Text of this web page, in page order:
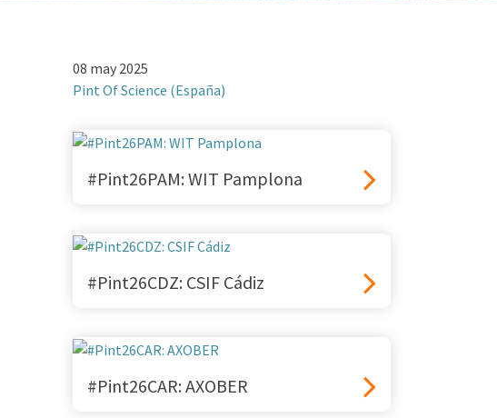
08 may 2025
Pint Of Science (España)
#Pint26PAM: WIT Pamplona
#Pint26CDZ: CSIF Cádiz
#Pint26CAR: AXOBER